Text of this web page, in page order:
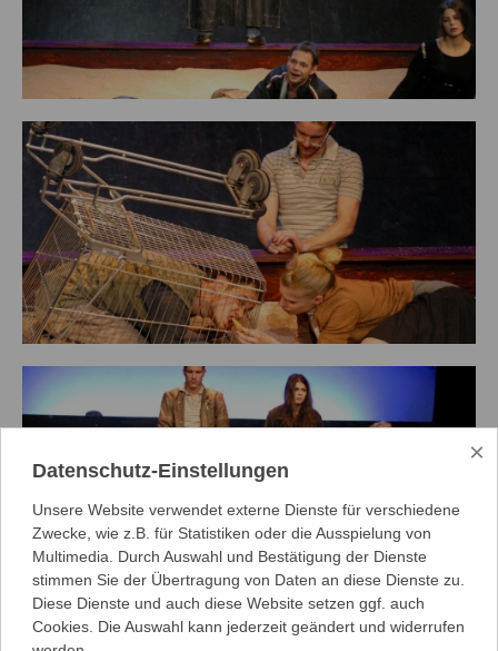
Datenschutz-Einstellungen
×
Unsere Website verwendet externe Dienste für verschiedene
Zwecke, wie z.B. für Statistiken oder die Ausspielung von
Multimedia. Durch Auswahl und Bestätigung der Dienste
stimmen Sie der Übertragung von Daten an diese Dienste zu.
Diese Dienste und auch diese Website setzen ggf. auch
Cookies. Die Auswahl kann jederzeit geändert und widerrufen